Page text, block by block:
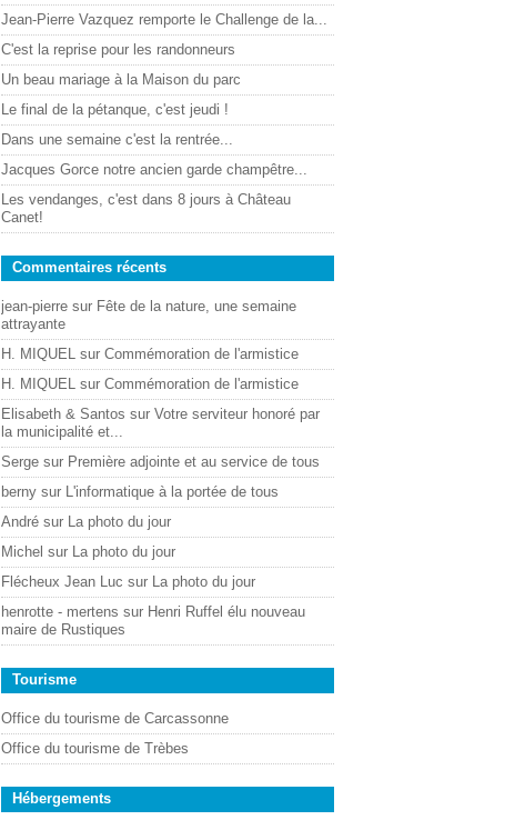
Jean-Pierre Vazquez remporte le Challenge de la...
C'est la reprise pour les randonneurs
Un beau mariage à la Maison du parc
Le final de la pétanque, c'est jeudi !
Dans une semaine c'est la rentrée...
Jacques Gorce notre ancien garde champêtre...
Les vendanges, c'est dans 8 jours à Château
Canet!
Commentaires récents
jean-pierre sur Fête de la nature, une semaine
attrayante
H. MIQUEL sur Commémoration de l'armistice
H. MIQUEL sur Commémoration de l'armistice
Elisabeth & Santos sur Votre serviteur honoré par
la municipalité et...
Serge sur Première adjointe et au service de tous
berny sur L'informatique à la portée de tous
André sur La photo du jour
Michel sur La photo du jour
Flécheux Jean Luc sur La photo du jour
henrotte - mertens sur Henri Ruffel élu nouveau
maire de Rustiques
Tourisme
Office du tourisme de Carcassonne
Office du tourisme de Trèbes
Hébergements